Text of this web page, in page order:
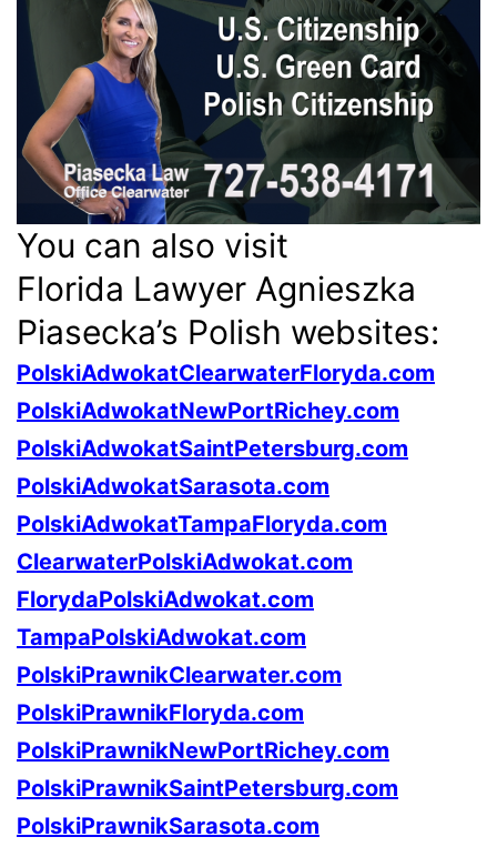
You can also visit
Florida Lawyer Agnieszka
Piasecka’s Polish websites:
PolskiAdwokatClearwaterFloryda.com
PolskiAdwokatNewPortRichey.com
PolskiAdwokatSaintPetersburg.com
PolskiAdwokatSarasota.com
PolskiAdwokatTampaFloryda.com
ClearwaterPolskiAdwokat.com
FlorydaPolskiAdwokat.com
TampaPolskiAdwokat.com
PolskiPrawnikClearwater.com
PolskiPrawnikFloryda.com
PolskiPrawnikNewPortRichey.com
PolskiPrawnikSaintPetersburg.com
PolskiPrawnikSarasota.com